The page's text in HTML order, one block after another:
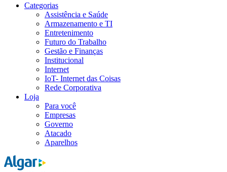
Categorias
Assistência e Saúde
Armazenamento e TI
Entretenimento
Futuro do Trabalho
Gestão e Finanças
Institucional
Internet
IoT- Internet das Coisas
Rede Corporativa
Loja
Para você
Empresas
Governo
Atacado
Aparelhos